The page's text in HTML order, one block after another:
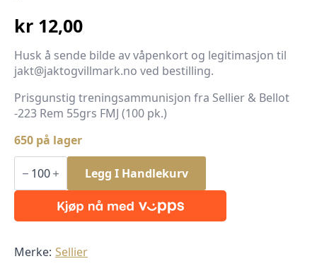
kr 12,00
Husk å sende bilde av våpenkort og legitimasjon til
jakt@jaktogvillmark.no ved bestilling.
Prisgunstig treningsammunisjon fra Sellier & Bellot
-223 Rem 55grs FMJ (100 pk.)
650 på lager
Sellier
(S&B)
Rem
FMJ
Legg I Handlekurv
Merke: Sellier